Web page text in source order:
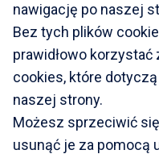
nawigację po naszej
Bez tych plików
prawidłowo korzystać
cookies, które
naszej strony.
Możesz sprzeciwić
usunąć je za pomocą